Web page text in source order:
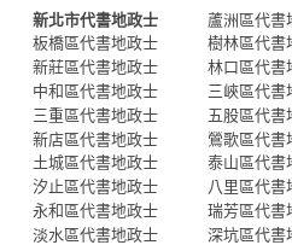
新北市代書地政士
板橋區代書地政士
新莊區代書地政士
中和區代書地政士
三重區代書地政士
新店區代書地政士
土城區代書地政士
汐止區代書地政士
永和區代書地政士
淡水區代書地政士
蘆洲區代書
樹林區代書
林口區代書
三峽區代書
五股區代書
鶯歌區代書
泰山區代書
八里區代書
瑞芳區代書
深坑區代書